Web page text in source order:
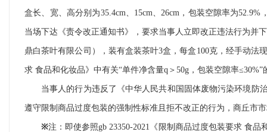
盒长、宽、高分别为35.4cm、15cm、26cm，包装空隙率为
当场下达《责令改正通知书》，要求当事人立即改正违法行为并
鼎白茶叶有限公司），装有盒装茶叶3盒，每盒100克，经手动法
求 食品和化妆品》中有关“单件净含量q＞50g，包装空隙率
当事人的行为违反了《中华人民共和国固体废物污染环境防
遵守限制商品过度包装的强制性标准且拒不改正的行为，商丘市
※注：即使参照gb 23350-2021《限制商品过度包装要求 食